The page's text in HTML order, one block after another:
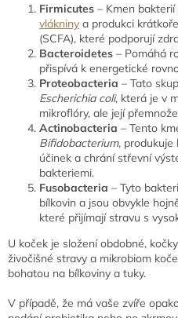
Firmicutes – Kmen
vlákniny a produkci
(SCFA), které podporují
Bacteroidetes – Pomáhá
přispívá k energetické
Proteobacteria – Tato
Escherichia coli, která je v
mikroflóry, ale její
Actinobacteria – Tento
Bifidobacterium, produkuje
účinek a chrání střevní
bakteriemi.
Fusobacteria – Tyto
bílkovin a jsou obvykle
které přijímají stravu s
U koček je složení obdobné,
živočišné stravy a mikrobiom
bohatou na bílkoviny a tuky.
V případě, že má vaše zvíře